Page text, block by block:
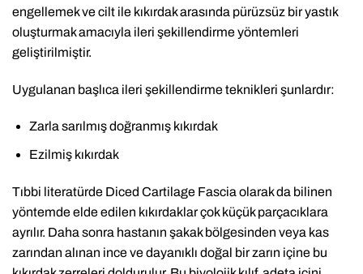
engellemek ve cilt ile kıkırdak arasında pürüzsüz bir yastık
oluşturmak amacıyla ileri şekillendirme yöntemleri
geliştirilmiştir.
Uygulanan başlıca ileri şekillendirme teknikleri şunlardır:
Zarla sarılmış doğranmış kıkırdak
Ezilmiş kıkırdak
Tıbbi literatürde Diced Cartilage Fascia olarak da bilinen
yöntemde elde edilen kıkırdaklar çok küçük parçacıklara
ayrılır. Daha sonra hastanın şakak bölgesinden veya kas
zarından alınan ince ve dayanıklı doğal bir zarın içine bu